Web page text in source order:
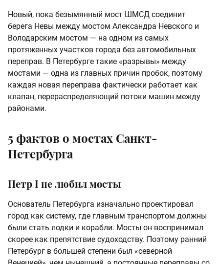
Новый, пока безымянный мост ШМСД соединит
берега Невы между мостом Александра Невского и
Володарским мостом — на одном из самых
протяженных участков города без автомобильных
переправ. В Петербурге такие «разрывы» между
мостами — одна из главных причин пробок, поэтому
каждая новая переправа фактически работает как
клапан, перераспределяющий потоки машин между
районами.
5 фактов о мостах Санкт-
Петербурга
Петр I не любил мосты
Основатель Петербурга изначально проектировал
город как систему, где главным транспортом должны
были стать лодки и корабли. Мосты он воспринимал
скорее как препятствие судоходству. Поэтому ранний
Петербург в большей степени был «северной